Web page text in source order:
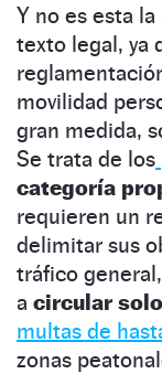
Y no es esta
texto legal, ya
movilidad
gran medida,
Se trata de los
categoría
requieren un
delimitar sus
tráfico
a circular
multas de
zonas